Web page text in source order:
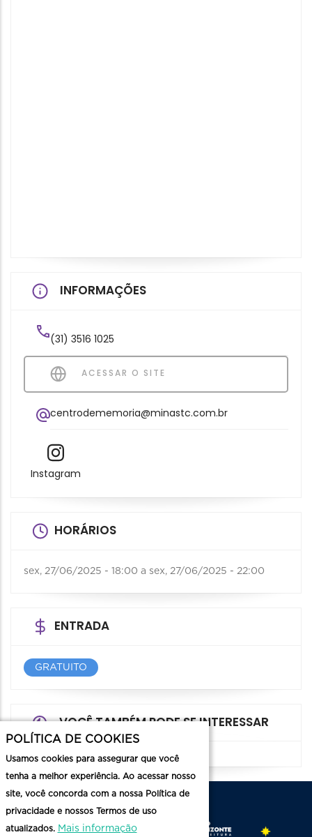
INFORMAÇÕES
(31) 3516 1025
ACESSAR O SITE
centrodememoria@minastc.com.br
Instagram
HORÁRIOS
sex, 27/06/2025 - 18:00 a sex, 27/06/2025 - 22:00
ENTRADA
GRATUITO
VOCÊ TAMBÉM PODE SE INTERESSAR
POLÍTICA DE COOKIES
Usamos cookies para assegurar que você
tenha a melhor experiência. Ao acessar nosso
site, você concorda com a nossa Política de
privacidade e nossos Termos de uso
atualizados. Mais informação